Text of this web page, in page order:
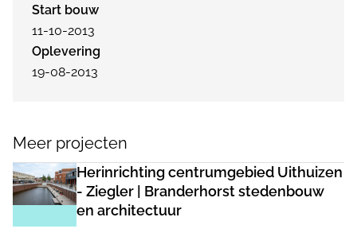
Start bouw
11-10-2013
Oplevering
19-08-2013
Meer projecten
Herinrichting centrumgebied Uithuizen
- Ziegler | Branderhorst stedenbouw
en architectuur